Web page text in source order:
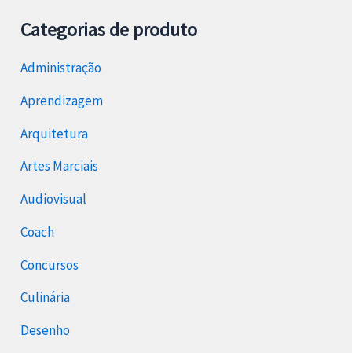
Categorias de produto
Administração
Aprendizagem
Arquitetura
Artes Marciais
Audiovisual
Coach
Concursos
Culinária
Desenho